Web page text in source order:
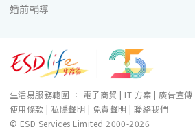
婚前輔導
生活易服務範圍 ： 電子商貿 | IT 方案 | 廣告宣傳
使用條款 |私隱聲明 | 免責聲明 |聯絡我們
© ESD Services Limited 2000-2026